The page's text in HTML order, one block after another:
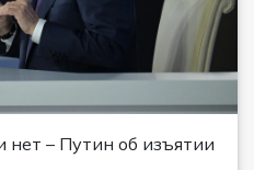
– Путин об изъятии